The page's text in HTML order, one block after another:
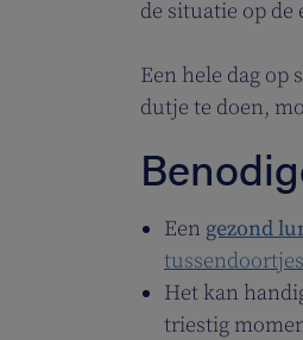
de situatie op
Een hele dag
dutje te doen,
Een gezond
tussendoortjes
Het kan
triestig